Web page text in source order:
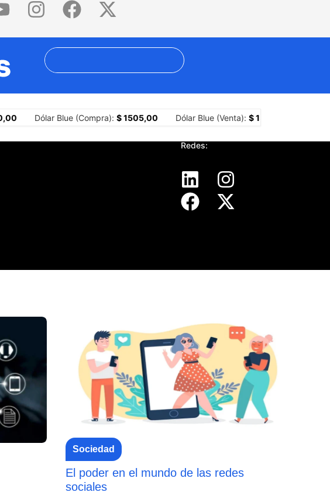
portones para sitiar barrios Picada cultural: Aurelia escribe y “los años sin
Dólar Blue (Compra):$ 1505,00 Dólar Blue (Venta):$ 1525,00
Redes:
Sociedad
El poder en el mundo de las redes
sociales